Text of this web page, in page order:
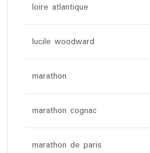
loire atlantique
lucile woodward
marathon
marathon cognac
marathon de paris